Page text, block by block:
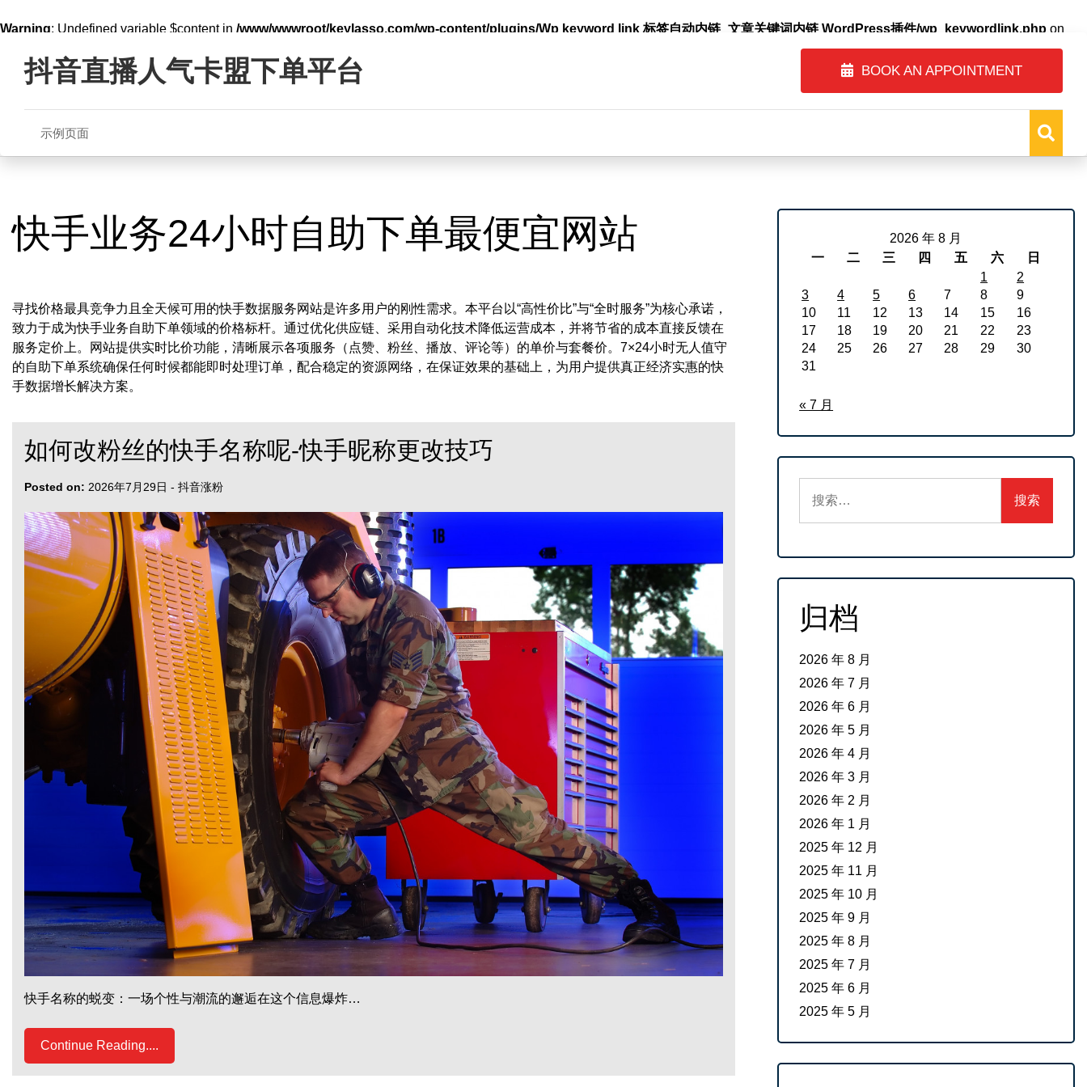
Warning: Undefined variable $content in /www/wwwroot/keylasso.com/wp-content/plugins/Wp keyword link 标签自动内链_文章关键词内链 WordPress插件/wp_keywordlink.php on
content抖音直播人气卡盟下单平台 BOOK AN APPOINTMENT
示例页面
快手业务24小时自助下单最便宜网站
寻找价格最具竞争力且全天候可用的快手数据服务网站是许多用户的刚性需求。本平台以“高性价比”与“全时服务”为核心承诺，
致力于成为快手业务自助下单领域的价格标杆。通过优化供应链、采用自动化技术降低运营成本，并将节省的成本直接反馈在
服务定价上。网站提供实时比价功能，清晰展示各项服务（点赞、粉丝、播放、评论等）的单价与套餐价。7×24小时无人值守
的自助下单系统确保任何时候都能即时处理订单，配合稳定的资源网络，在保证效果的基础上，为用户提供真正经济实惠的快
手数据增长解决方案。
如何改粉丝的快手名称呢-快手昵称更改技巧
Posted on: 2026年7月29日 - 抖音涨粉
快手名称的蜕变：一场个性与潮流的邂逅在这个信息爆炸…
Continue Reading....
2026 年 8 月
一
二 三 四 五 六
日
1
2
3
4 5 6 7 8
9
10
11 12 13 14 15
16
17
18 19 20 21 22
23
24
25 26 27 28 29
30
31
« 7 月
索：
归档
2026 年 8 月
2026 年 7 月
2026 年 6 月
2026 年 5 月
2026 年 4 月
2026 年 3 月
2026 年 2 月
2026 年 1 月
2025 年 12 月
2025 年 11 月
2025 年 10 月
2025 年 9 月
2025 年 8 月
2025 年 7 月
2025 年 6 月
2025 年 5 月